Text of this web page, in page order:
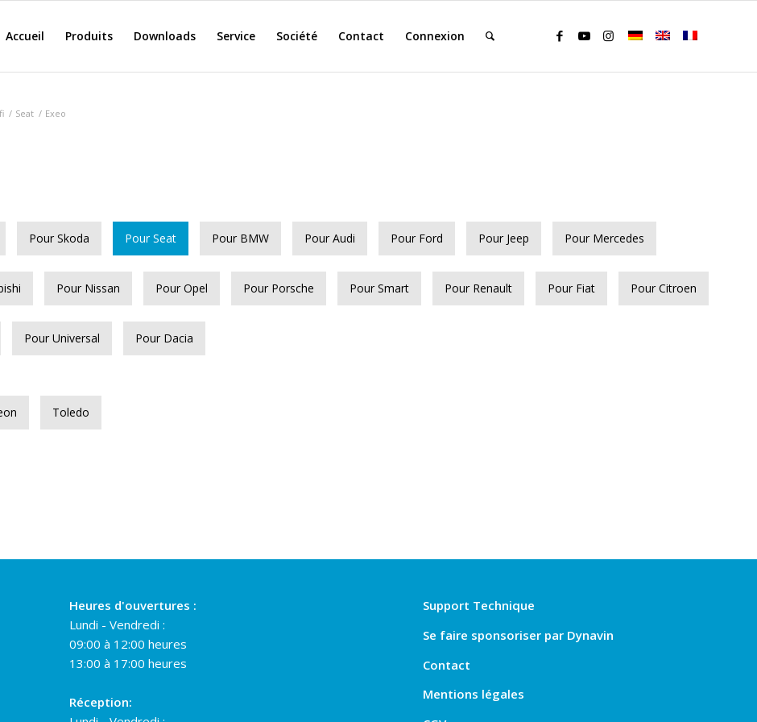
Accueil Produits Downloads Service Société Contact Connexion
/ Seat / Exeo
Pour Skoda Pour Seat Pour BMW Pour Audi Pour Ford Pour Jeep Pour Mercedes
Pour Nissan Pour Opel Pour Porsche Pour Smart Pour Renault Pour Fiat Pour Citroen
Pour Universal Pour Dacia
Toledo
Heures d'ouvertures :
Lundi - Vendredi :
09:00 à 12:00 heures
13:00 à 17:00 heures
Réception:
Support Technique
Se faire sponsoriser par Dynavin
Contact
Mentions légales